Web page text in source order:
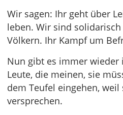
Wir sagen: Ihr geht über
leben. Wir sind
Völkern. Ihr Kampf um
Nun gibt es immer wieder
Leute, die meinen, sie
dem Teufel eingehen,
versprechen.